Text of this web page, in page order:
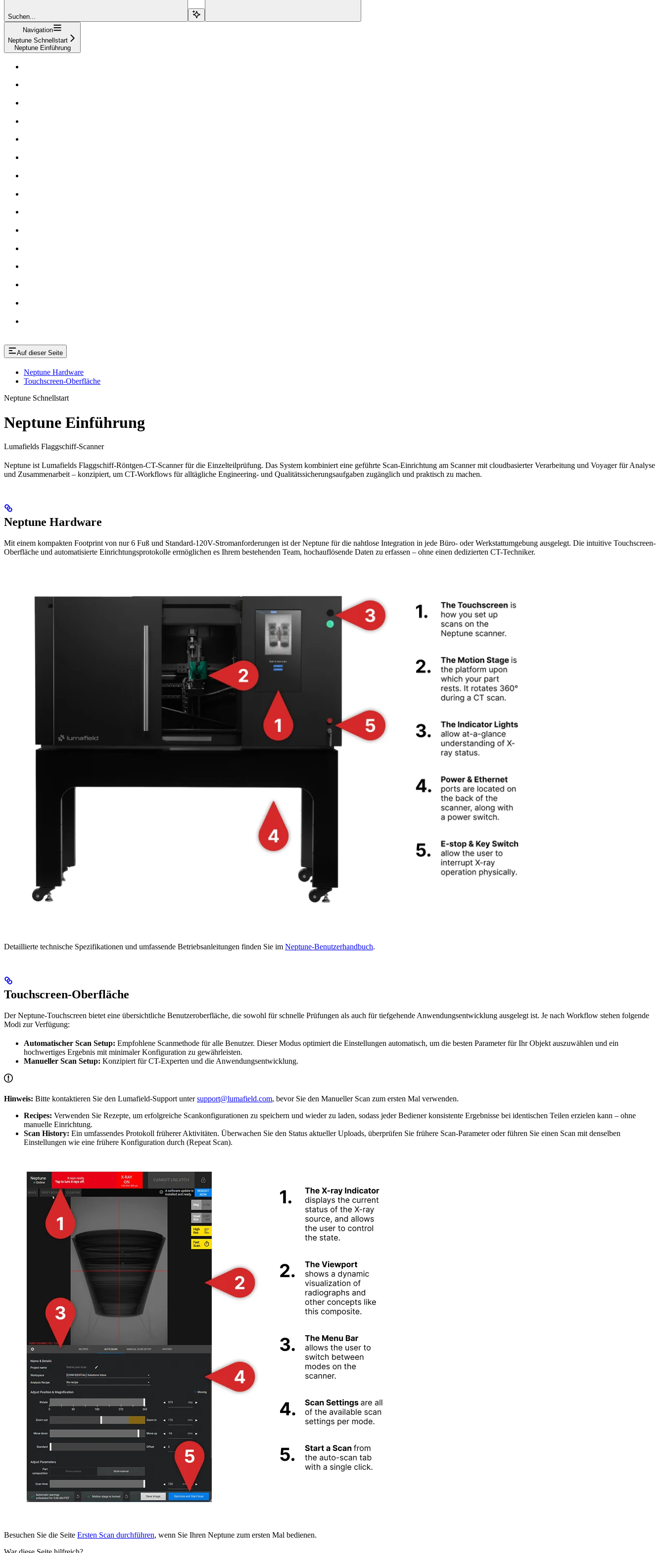
Suchen...
Navigation
Neptune Schnellstart
Neptune Einführung
Auf dieser Seite
Neptune Hardware
Touchscreen-Oberfläche
Neptune Schnellstart
Neptune Einführung
Lumafields Flaggschiff-Scanner
Neptune ist Lumafields Flaggschiff-Röntgen-CT-Scanner für die Einzelteilprüfung. Das System kombiniert eine geführte Scan-Einrichtung am Scanner mit cloudbasierter Verarbeitung und Voyager für Analyse
und Zusammenarbeit – konzipiert, um CT-Workflows für alltägliche Engineering- und Qualitätssicherungsaufgaben zugänglich und praktisch zu machen.
Neptune Hardware
Mit einem kompakten Footprint von nur 6 Fuß und Standard-120V-Stromanforderungen ist der Neptune für die nahtlose Integration in jede Büro- oder Werkstattumgebung ausgelegt. Die intuitive Touchscreen-
Oberfläche und automatisierte Einrichtungsprotokolle ermöglichen es Ihrem bestehenden Team, hochauflösende Daten zu erfassen – ohne einen dedizierten CT-Techniker.
Detaillierte technische Spezifikationen und umfassende Betriebsanleitungen finden Sie im Neptune-Benutzerhandbuch.
Touchscreen-Oberfläche
Der Neptune-Touchscreen bietet eine übersichtliche Benutzeroberfläche, die sowohl für schnelle Prüfungen als auch für tiefgehende Anwendungsentwicklung ausgelegt ist. Je nach Workflow stehen folgende
Modi zur Verfügung:
Automatischer Scan Setup: Empfohlene Scanmethode für alle Benutzer. Dieser Modus optimiert die Einstellungen automatisch, um die besten Parameter für Ihr Objekt auszuwählen und ein
hochwertiges Ergebnis mit minimaler Konfiguration zu gewährleisten.
Manueller Scan Setup: Konzipiert für CT-Experten und die Anwendungsentwicklung.
Hinweis: Bitte kontaktieren Sie den Lumafield-Support untersupport@lumafield.com, bevor Sie den Manueller Scan zum ersten Mal verwenden.
Recipes: Verwenden Sie Rezepte, um erfolgreiche Scankonfigurationen zu speichern und wieder zu laden, sodass jeder Bediener konsistente Ergebnisse bei identischen Teilen erzielen kann – ohne
manuelle Einrichtung.
Scan History: Ein umfassendes Protokoll früherer Aktivitäten. Überwachen Sie den Status aktueller Uploads, überprüfen Sie frühere Scan-Parameter oder führen Sie einen Scan mit denselben
Einstellungen wie eine frühere Konfiguration durch (Repeat Scan).
Besuchen Sie die Seite Ersten Scan durchführen, wenn Sie Ihren Neptune zum ersten Mal bedienen.